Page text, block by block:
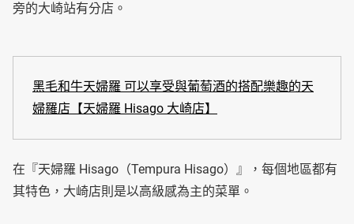
旁的大崎站有分店。
黑毛和牛天婦羅 可以享受與葡萄酒的搭配樂趣的天
婦羅店【天婦羅 Hisago 大崎店】
在『天婦羅 Hisago（Tempura Hisago）』，每個地區都有
其特色，大崎店則是以高級感為主的菜單。